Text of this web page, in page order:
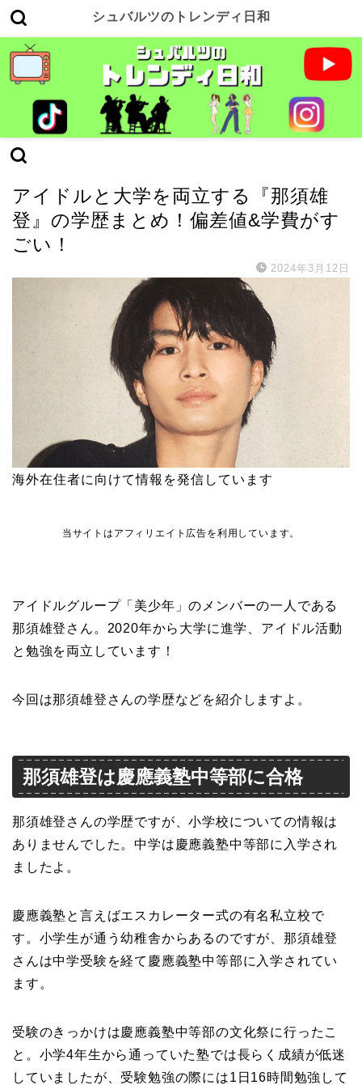
シュバルツのトレンディ日和
アイドルと大学を両立する『那須雄
登』の学歴まとめ！偏差値&学費がす
ごい！
2024年3月12日
海外在住者に向けて情報を発信しています
当サイトはアフィリエイト広告を利用しています。
アイドルグループ「美少年」のメンバーの一人である
那須雄登さん。2020年から大学に進学、アイドル活動
と勉強を両立しています！
今回は那須雄登さんの学歴などを紹介しますよ。
那須雄登は慶應義塾中等部に合格
那須雄登さんの学歴ですが、小学校についての情報は
ありませんでした。中学は慶應義塾中等部に入学され
ましたよ。
慶應義塾と言えばエスカレーター式の有名私立校で
す。小学生が通う幼稚舎からあるのですが、那須雄登
さんは中学受験を経て慶應義塾中等部に入学されてい
ます。
受験のきっかけは慶應義塾中等部の文化祭に行ったこ
と。小学4年生から通っていた塾では長らく成績が低迷
していましたが、受験勉強の際には1日16時間勉強して